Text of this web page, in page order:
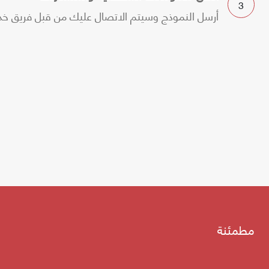
3
أرسل النموذج وسيتم الاتصال عليك من قبل فريق
مطمئنة